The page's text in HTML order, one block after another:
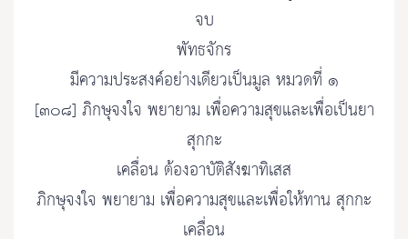
จบ
พัทธจักร
มีความประสงค์อย่างเดียวเป็นมูล หมวดที่ ๑
[๓๐๘] ภิกษุจงใจ พยายาม เพื่อความสุขและเพื่อเป็นยา
สุกกะ
เคลื่อน ต้องอาบัติสังฆาทิเสส
ภิกษุจงใจ พยายาม เพื่อความสุขและเพื่อให้ทาน สุกกะ
เคลื่อน